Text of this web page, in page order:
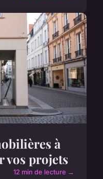
à
vos projets
12 min de lecture →